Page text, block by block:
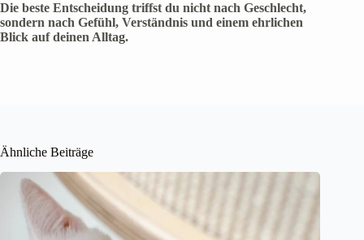
Die beste Entscheidung triffst du nicht nach Geschlecht,
sondern nach Gefühl, Verständnis und einem ehrlichen
Blick auf deinen Alltag.
Ähnliche Beiträge